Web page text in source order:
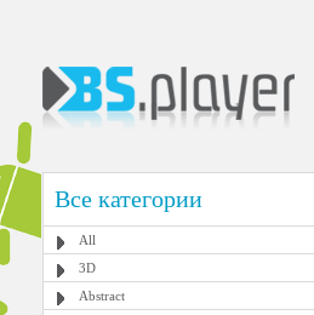
Все категории
All
3D
Abstract